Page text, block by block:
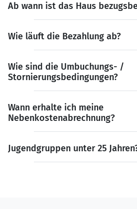
Ab wann ist das Haus
Wie läuft die Bezahlung ab?
Wie sind die Umbuchungs- /
Stornierungsbedingungen?
Wann erhalte ich meine
Nebenkostenabrechnung?
Jugendgruppen unter 25